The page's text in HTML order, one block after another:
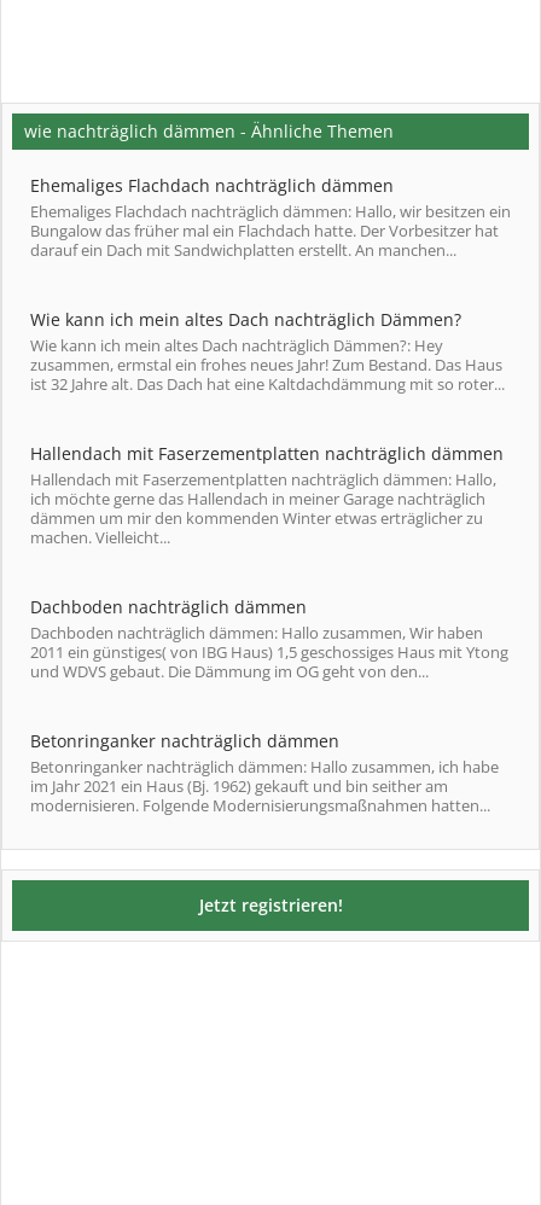
wie nachträglich dämmen - Ähnliche Themen
Ehemaliges Flachdach nachträglich dämmen
Ehemaliges Flachdach nachträglich dämmen: Hallo, wir besitzen ein
Bungalow das früher mal ein Flachdach hatte. Der Vorbesitzer hat
darauf ein Dach mit Sandwichplatten erstellt. An manchen...
Wie kann ich mein altes Dach nachträglich Dämmen?
Wie kann ich mein altes Dach nachträglich Dämmen?: Hey
zusammen, ermstal ein frohes neues Jahr! Zum Bestand. Das Haus
ist 32 Jahre alt. Das Dach hat eine Kaltdachdämmung mit so roter...
Hallendach mit Faserzementplatten nachträglich dämmen
Hallendach mit Faserzementplatten nachträglich dämmen: Hallo,
ich möchte gerne das Hallendach in meiner Garage nachträglich
dämmen um mir den kommenden Winter etwas erträglicher zu
machen. Vielleicht...
Dachboden nachträglich dämmen
Dachboden nachträglich dämmen: Hallo zusammen, Wir haben
2011 ein günstiges( von IBG Haus) 1,5 geschossiges Haus mit Ytong
und WDVS gebaut. Die Dämmung im OG geht von den...
Betonringanker nachträglich dämmen
Betonringanker nachträglich dämmen: Hallo zusammen, ich habe
im Jahr 2021 ein Haus (Bj. 1962) gekauft und bin seither am
modernisieren. Folgende Modernisierungsmaßnahmen hatten...
Jetzt registrieren!